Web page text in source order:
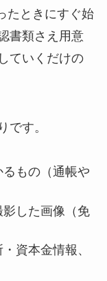
たときにすぐ始
書類さえ用意
ていくだけの
です。
もの（通帳や
した画像（免
資本金情報、